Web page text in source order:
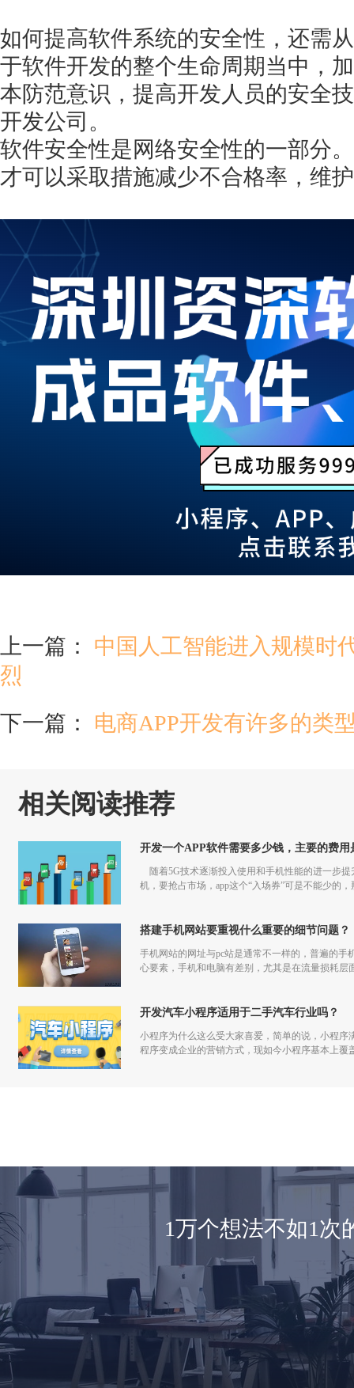
如何提高软件系统的安全性，还需
于软件开发的整个生命周期当中，
本防范意识，提高开发人员的安全
开发公司。
软件安全性是网络安全性的一部分
才可以采取措施减少不合格率，维
上一篇： 中国人工智能进入规模时
烈
下一篇： 电商APP开发有许多的类
相关阅读推荐
开发一个APP软件需要多少钱，主要的费
随着5G技术逐渐投入使用和手机性能的进一步
机，要抢占市场，app这个“入场券”可是不能少的
搭建手机网站要重视什么重要的细节问题？
手机网站的网址与pc站是通常不一样的，普遍的
心要素，手机和电脑有差别，尤其是在流量损耗层
开发汽车小程序适用于二手汽车行业吗？
小程序为什么这么受大家喜爱，简单的说，小程
程序变成企业的营销方式，现如今小程序基本上覆
1万个想法不如1次